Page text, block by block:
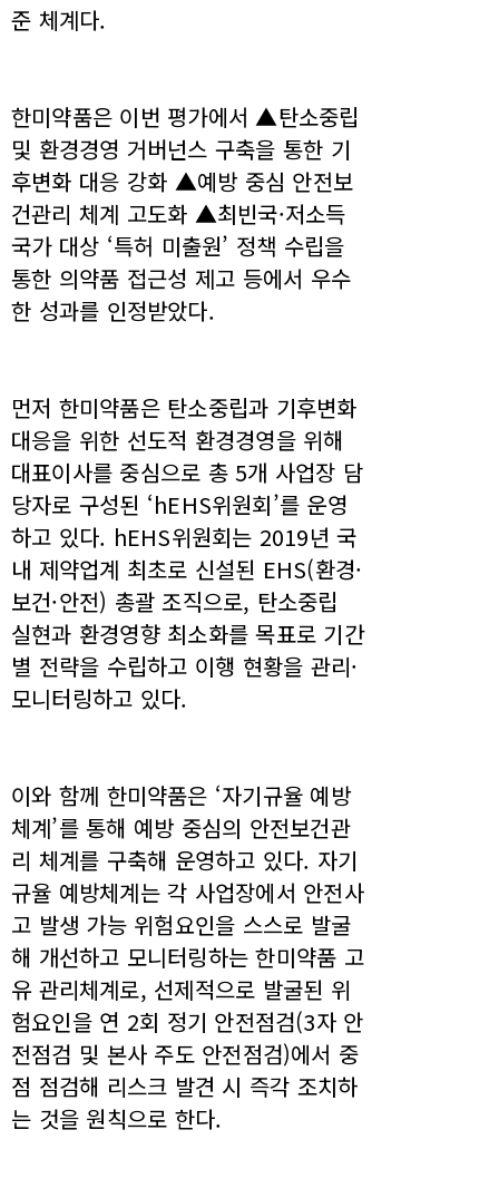
준 체계다.
한미약품은 이번 평가에서 ▲탄소중립
및 환경경영 거버넌스 구축을 통한 기
후변화 대응 강화 ▲예방 중심 안전보
건관리 체계 고도화 ▲최빈국·저소득
국가 대상 ‘특허 미출원’ 정책 수립을
통한 의약품 접근성 제고 등에서 우수
한 성과를 인정받았다.
먼저 한미약품은 탄소중립과 기후변화
대응을 위한 선도적 환경경영을 위해
대표이사를 중심으로 총 5개 사업장 담
당자로 구성된 ‘hEHS위원회’를 운영
하고 있다. hEHS위원회는 2019년 국
내 제약업계 최초로 신설된 EHS(환경·
보건·안전) 총괄 조직으로, 탄소중립
실현과 환경영향 최소화를 목표로 기간
별 전략을 수립하고 이행 현황을 관리·
모니터링하고 있다.
이와 함께 한미약품은 ‘자기규율 예방
체계’를 통해 예방 중심의 안전보건관
리 체계를 구축해 운영하고 있다. 자기
규율 예방체계는 각 사업장에서 안전사
고 발생 가능 위험요인을 스스로 발굴
해 개선하고 모니터링하는 한미약품 고
유 관리체계로, 선제적으로 발굴된 위
험요인을 연 2회 정기 안전점검(3자 안
전점검 및 본사 주도 안전점검)에서 중
점 점검해 리스크 발견 시 즉각 조치하
는 것을 원칙으로 한다.